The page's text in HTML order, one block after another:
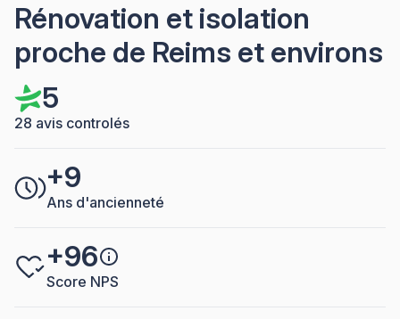
Rénovation et isolation
proche de Reims et environs
5
28 avis controlés
+9
Ans d'ancienneté
+96
Score NPS